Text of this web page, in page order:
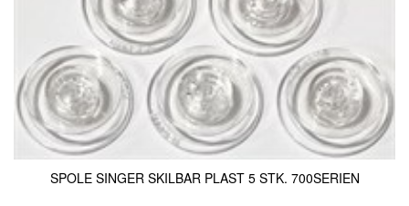
SPOLE SINGER SKILBAR PLAST 5 STK. 700SERIEN